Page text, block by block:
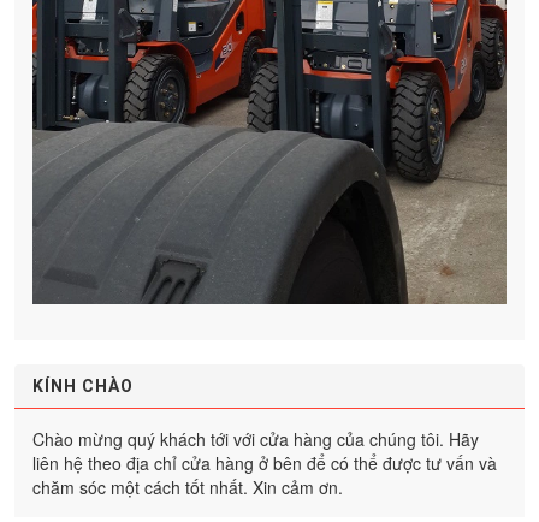
KÍNH CHÀO
Chào mừng quý khách tới với cửa hàng của chúng tôi. Hãy
liên hệ theo địa chỉ cửa hàng ở bên để có thể được tư vấn và
chăm sóc một cách tốt nhất. Xin cảm ơn.